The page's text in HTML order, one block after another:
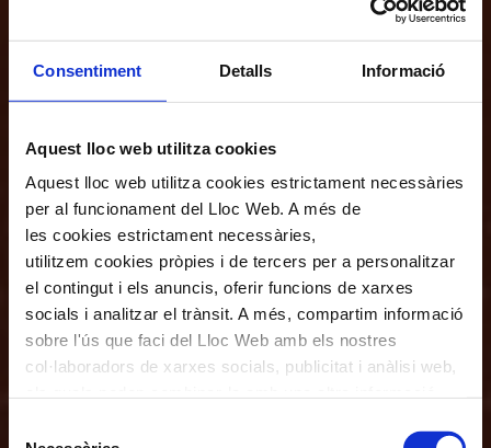
Consentiment Detalls Informació
Aquest lloc web utilitza cookies
Aquest lloc web utilitza cookies estrictament necessàries
per al funcionament del Lloc Web. A més de
les cookies estrictament necessàries,
utilitzem cookies pròpies i de tercers per a personalitzar
el contingut i els anuncis, oferir funcions de xarxes
socials i analitzar el trànsit. A més, compartim informació
sobre l'ús que faci del Lloc Web amb els nostres
col·laboradors de xarxes socials, publicitat i anàlisi web,